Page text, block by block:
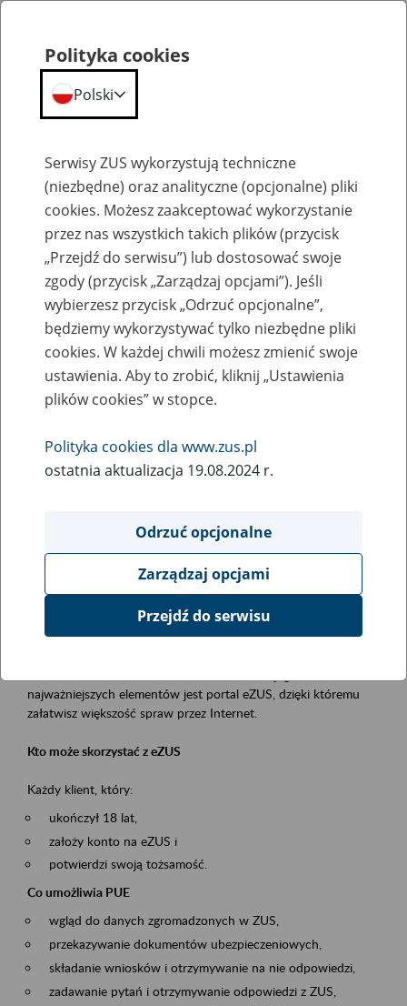
Szkolenia
Zaproś ZUS do siebie - zakładanie profili
eZUS w siedzibie Twojej firmy
Rodzaj wydarzenia
Szkolenia
Obszar merytoryczny
obsługa klientów
Opis wydarzenia
Platforma Usług Elektronicznych ZUS eZUS
najważniejszych elementów jest portal eZUS, dzięki któremu
załatwisz większość spraw przez Internet.
Kto może skorzystać z eZUS
Każdy klient, który:
ukończył 18 lat,
założy konto na eZUS i
potwierdzi swoją tożsamość.
Co umożliwia PUE
wgląd do danych zgromadzonych w ZUS,
przekazywanie dokumentów ubezpieczeniowych,
składanie wniosków i otrzymywanie na nie odpowiedzi,
zadawanie pytań i otrzymywanie odpowiedzi z ZUS,
Polityka cookies
Polski
Serwisy ZUS wykorzystują techniczne
(niezbędne) oraz analityczne (opcjonalne) pliki
cookies. Możesz zaakceptować wykorzystanie
przez nas wszystkich takich plików (przycisk
„Przejdź do serwisu”) lub dostosować swoje
zgody (przycisk „Zarządzaj opcjami”). Jeśli
wybierzesz przycisk „Odrzuć opcjonalne”,
będziemy wykorzystywać tylko niezbędne pliki
cookies. W każdej chwili możesz zmienić swoje
ustawienia. Aby to zrobić, kliknij „Ustawienia
plików cookies” w stopce.
Polityka cookies dla www.zus.pl
ostatnia aktualizacja 19.08.2024 r.
Odrzuć opcjonalne
Zarządzaj opcjami
Przejdź do serwisu